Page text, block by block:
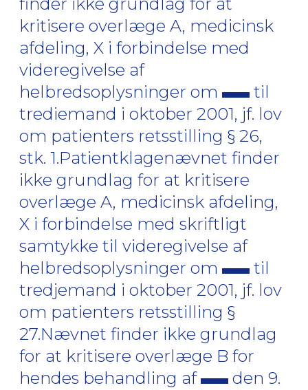
kritisere overlæge A, medicinsk
afdeling, X i forbindelse med
videregivelse af
helbredsoplysninger om
til
trediemand i oktober 2001, jf. lov
om patienters retsstilling § 26,
stk. 1.Patientklagenævnet finder
ikke grundlag for at kritisere
overlæge A, medicinsk afdeling,
X i forbindelse med skriftligt
samtykke til videregivelse af
helbredsoplysninger om
til
tredjemand i oktober 2001, jf. lov
om patienters retsstilling §
27.Nævnet finder ikke grundlag
for at kritisere overlæge B for
hendes behandling af
den 9.